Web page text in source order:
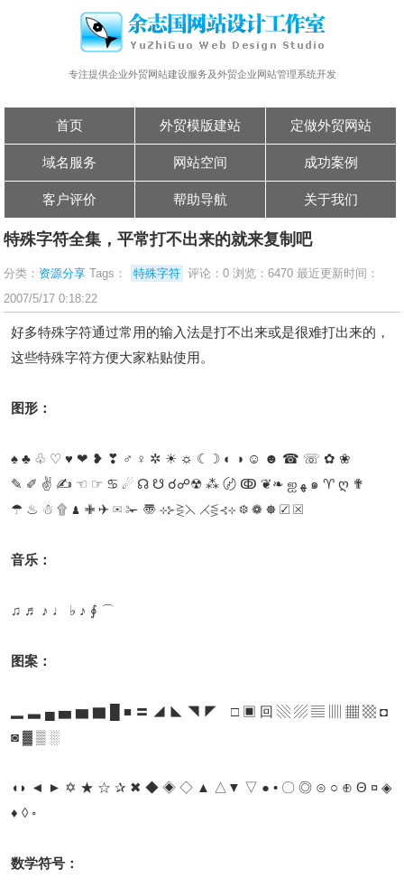
专注提供企业外贸网站建设服务及外贸企业网站管理系统开发
首页 外贸模版建站 定做外贸网站
域名服务 网站空间 成功案例
客户评价 帮助导航 关于我们
特殊字符全集，平常打不出来的就来复制吧
分类： 资源分享 Tags： 特殊字符 评论：0 浏览：6470 最近更新时间：
2007/5/17 0:18:22
好多特殊字符通过常用的输入法是打不出来或是很难打出来的，
这些特殊字符方便大家粘贴使用。
图形：
♠ ♣ ♧ ♡ ♥ ❤ ❥ ❣ ♂ ♀ ✲ ☀ ☼ ☾☽ ◐ ◑ ☺ ☻ ☎ ☏ ✿ ❀
✎ ✐ ✌ ✍ ☜ ☞ ♋ ☄ ☊ ☋ ☌☍☢ ⁂ 〄 ↂ ❦❧ ஐ ﻬ ๑ ♈ ღ ✟
☂ ♨ ☃ ۩ ♟ ✙ ✈ ✉ ✁ 〠 ⊹⊱⋛⋋ ⋌⋚⊰⊹ ❆ ❁ ☸ ☑ ☒
音乐：
♫ ♬ ♪ ♩ ♭ ♪ ∮ ⌒
图案：
▂ ▃ ▄ ▅ ▆ ▇ █ ■ 〓 ◢ ◣ ◥ ◤ □ ▣ 回 ▧ ▨ ▤ ▥ ▦ ▩ ◘
◙ ▓ ▒ ░
◖◗ ◄ ► ✡ ★ ☆ ✰ ✖ ◆ ◈ ◇ ▲ △▼ ▽ ● • 〇 ◎ ⊙ ○ ⊕ Θ ¤ ◈
♦ ◊ ◦
数学符号：